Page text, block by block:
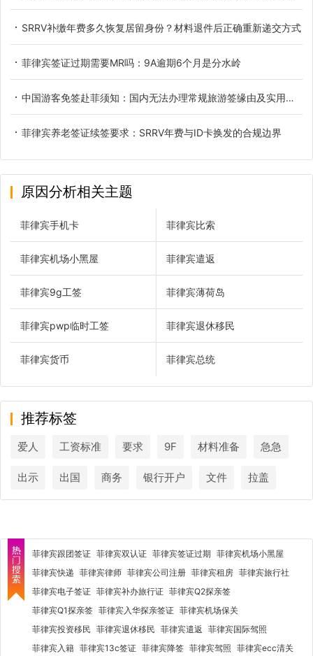
SRRV补缴年费多久恢复居留身份？材料退件后正确重新递交方式
菲律宾签证过期需要MR吗：9A逾期6个月是分水岭
中国游客免签赴菲须知：国内无法办理常规旅游签缘由及实用替代方案
菲律宾养老签证续签要求：SRRV年费与ID卡换发的合规边界
原因分析相关主题
菲律宾手机卡 菲律宾比索
菲律宾机场小黑屋 菲律宾遣返
菲律宾9g工签 菲律宾薄荷岛
菲律宾pwp临时工签 菲律宾退休移民
菲律宾货币 菲律宾总统
推荐标签
爱人 工资标准 要求 9F 材料准备 急急
出示 出国 商务 银行开户 文件 拉盖
菲律宾跟团签证 菲律宾双认证 菲律宾签证过期 菲律宾机场小黑屋
菲律宾快递 菲律宾律师 菲律宾公司注册 菲律宾租房 菲律宾旅行社
菲律宾电子签证 菲律宾补办旅行证 菲律宾Q2探亲签
菲律宾Q1探亲签 菲律宾入华探亲签证 菲律宾机场保关
菲律宾投资移民 菲律宾退休移民 菲律宾遣返 菲律宾国际驾照
菲律宾入籍 菲律宾13c签证 菲律宾降签 菲律宾驾照 菲律宾ecc清关